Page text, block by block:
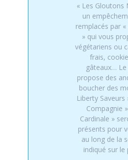
« Les Gloutons
un
remplacés par
» qui vous
végétariens ou
frais,
gâteaux…
propose des
boucher des
Liberty Saveurs
Compagnie
Cardinale »
présents pour
au long de la
indiqué sur